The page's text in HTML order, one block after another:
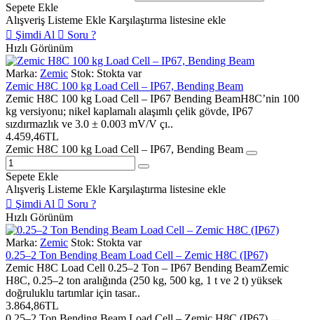
Sepete Ekle
Alışveriş Listeme Ekle Karşılaştırma listesine ekle
Şimdi Al
Soru ?
Hızlı Görünüm
Marka: Zemic Stok: Stokta var
Zemic H8C 100 kg Load Cell – IP67, Bending Beam
Zemic H8C 100 kg Load Cell – IP67 Bending BeamH8C’nin 100
kg versiyonu; nikel kaplamalı alaşımlı çelik gövde, IP67
sızdırmazlık ve 3.0 ± 0.003 mV/V çı..
4.459,46TL
Zemic H8C 100 kg Load Cell – IP67, Bending Beam
Sepete Ekle
Alışveriş Listeme Ekle Karşılaştırma listesine ekle
Şimdi Al
Soru ?
Hızlı Görünüm
Marka: Zemic Stok: Stokta var
0.25–2 Ton Bending Beam Load Cell – Zemic H8C (IP67)
Zemic H8C Load Cell 0.25–2 Ton – IP67 Bending BeamZemic
H8C, 0.25–2 ton aralığında (250 kg, 500 kg, 1 t ve 2 t) yüksek
doğruluklu tartımlar için tasar..
3.864,86TL